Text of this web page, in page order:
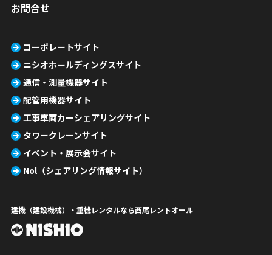
お問合せ
コーポレートサイト
ニシオホールディングスサイト
通信・測量機器サイト
配管用機器サイト
工事車両カーシェアリングサイト
タワークレーンサイト
イベント・展示会サイト
Nol（シェアリング情報サイト）
建機（建設機械）・重機レンタルなら西尾レントオール